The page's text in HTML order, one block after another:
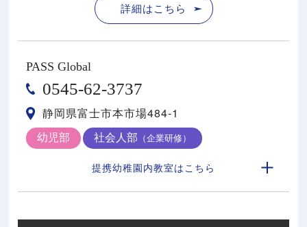
詳細はこちら
PASS Global
0545-62-3737
静岡県富士市本市場484-1
幼児部 社会人部 （企業研修）
提携幼稚園内教室はこちら